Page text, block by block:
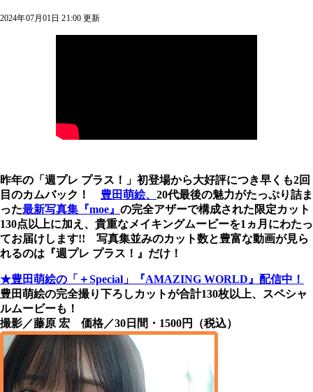
2024年07月01日 21:00 更新
昨年の「週プレ プラス！」初登場から大好評につき早くも2回
目のカムバック！ 豊田萌絵、 20代最後の魅力がたっぷり詰ま
った最新写真集『moe』 の完全アザーで構成された限定カット
130点以上に加え、貴重なメイキングムービーを1ヵ月にわたっ
てお届けします!! 写真集並みのカット数と豊富な動画が見ら
れるのは『週プレ プラス！』だけ！
★豊田萌絵の「＋Special」『AMAZING WORLD』配信中！
豊田萌絵の完全撮り下ろしカットが合計130枚以上、スペシャ
ルムービーも！
撮影／藤原 宏 価格／30日間・1500円（税込）